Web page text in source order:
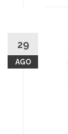
29
AGO